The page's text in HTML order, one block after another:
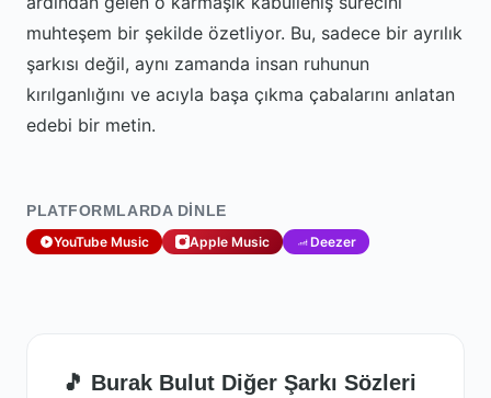
muhteşem bir şekilde özetliyor. Bu, sadece bir ayrılık
şarkısı değil, aynı zamanda insan ruhunun
kırılganlığını ve acıyla başa çıkma çabalarını anlatan
edebi bir metin.
PLATFORMLARDA DINLE
YouTube Music Apple Music Deezer
🎵 Burak Bulut Diğer Şarkı Sözleri